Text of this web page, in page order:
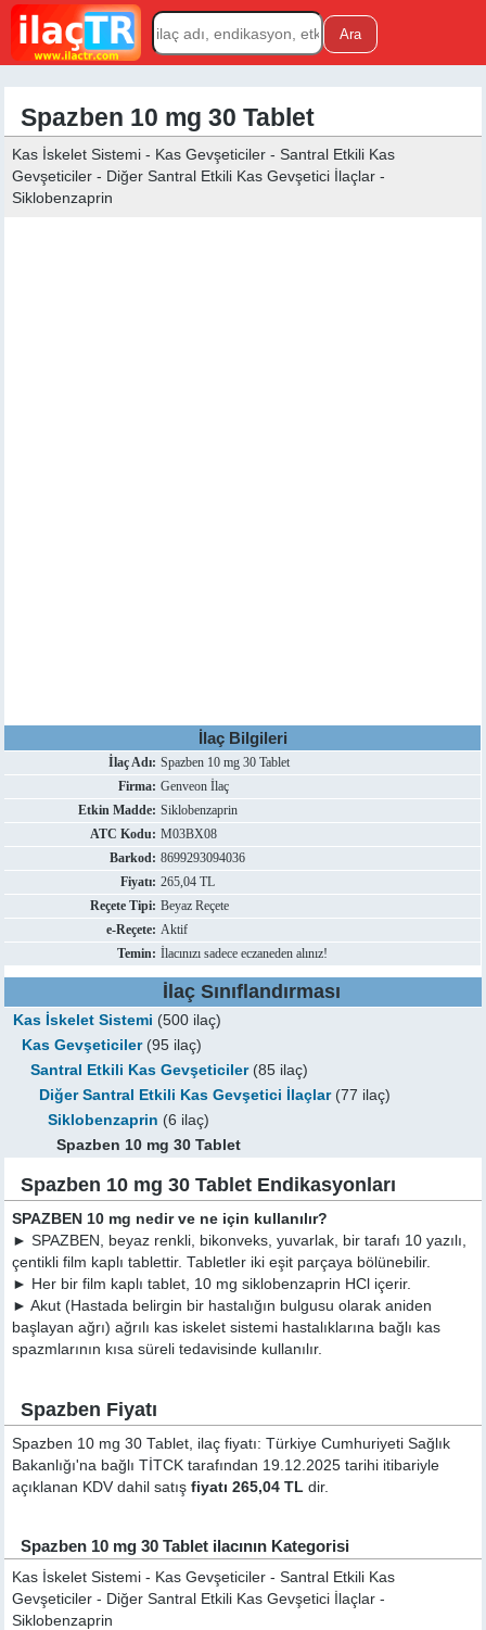
Spazben 10 mg 30 Tablet
Kas İskelet Sistemi - Kas Gevşeticiler - Santral Etkili Kas
Gevşeticiler - Diğer Santral Etkili Kas Gevşetici İlaçlar -
Siklobenzaprin
İlaç Bilgileri
İlaç Adı: Spazben 10 mg 30 Tablet
Firma: Genveon İlaç
Etkin Madde: Siklobenzaprin
ATC Kodu: M03BX08
Barkod: 8699293094036
Fiyatı: 265,04 TL
Reçete Tipi: Beyaz Reçete
e-Reçete: Aktif
Temin: İlacınızı sadece eczaneden alınız!
İlaç Sınıflandırması
Kas İskelet Sistemi (500 ilaç)
Kas Gevşeticiler(95 ilaç)
Santral Etkili Kas Gevşeticiler(85 ilaç)
Diğer Santral Etkili Kas Gevşetici İlaçlar(77 ilaç)
Siklobenzaprin (6 ilaç)
Spazben 10 mg 30 Tablet
Spazben 10 mg 30 Tablet Endikasyonları
SPAZBEN 10 mg nedir ve ne için kullanılır?
► SPAZBEN, beyaz renkli, bikonveks, yuvarlak, bir tarafı 10 yazılı,
çentikli film kaplı tablettir. Tabletler iki eşit parçaya bölünebilir.
► Her bir film kaplı tablet, 10 mg siklobenzaprin HCl içerir.
► Akut (Hastada belirgin bir hastalığın bulgusu olarak aniden
başlayan ağrı) ağrılı kas iskelet sistemi hastalıklarına bağlı kas
spazmlarının kısa süreli tedavisinde kullanılır.
Spazben Fiyatı
Spazben 10 mg 30 Tablet, ilaç fiyatı: Türkiye Cumhuriyeti Sağlık
Bakanlığı'na bağlı TİTCK tarafından 19.12.2025 tarihi itibariyle
açıklanan KDV dahil satışfiyatı 265,04 TL dir.
Spazben 10 mg 30 Tablet ilacının Kategorisi
Kas İskelet Sistemi - Kas Gevşeticiler - Santral Etkili Kas
Gevşeticiler - Diğer Santral Etkili Kas Gevşetici İlaçlar -
Siklobenzaprin